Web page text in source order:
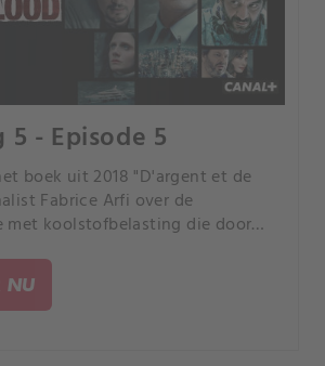
- Episode 5
boek uit 2018 "D'argent et de
Fabrice Arfi over de
met koolstofbelasting die door
NU